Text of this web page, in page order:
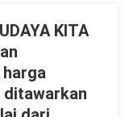
KITA
harga
ditawarkan